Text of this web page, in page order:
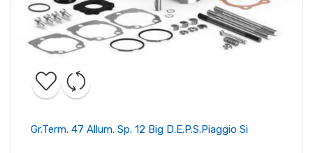
Gr.term. 47 Allum. Sp. 12 Big D.e.p.s.piaggio Si